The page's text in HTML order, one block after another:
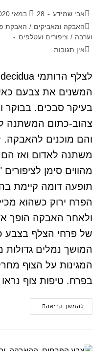
אבי שמידע
28 במאי 2020
האבקה ומאביקים / האבקת
וערבה / ציפורים ועטלפים
אין תגובות
המשנים את צבעם
בעיקר סבכים. בבוקר
צהוב-כתום המשתנה
והם מוכנים
משתנה לאדום ואז הם
מהווים סימן
תופעה דומה קיימת
הפרח ירוק כשהוא
ולאחר האבקה הופך
של פרחי הצלף בצבע
המושך נמלים גדולות
המגינות על הצוף
בפרח. טיפות צוף
להמשך קריאה